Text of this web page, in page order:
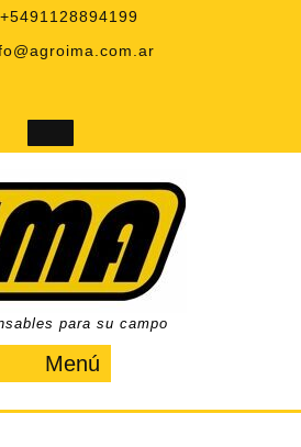
+5491128894199
para su campo
Menú